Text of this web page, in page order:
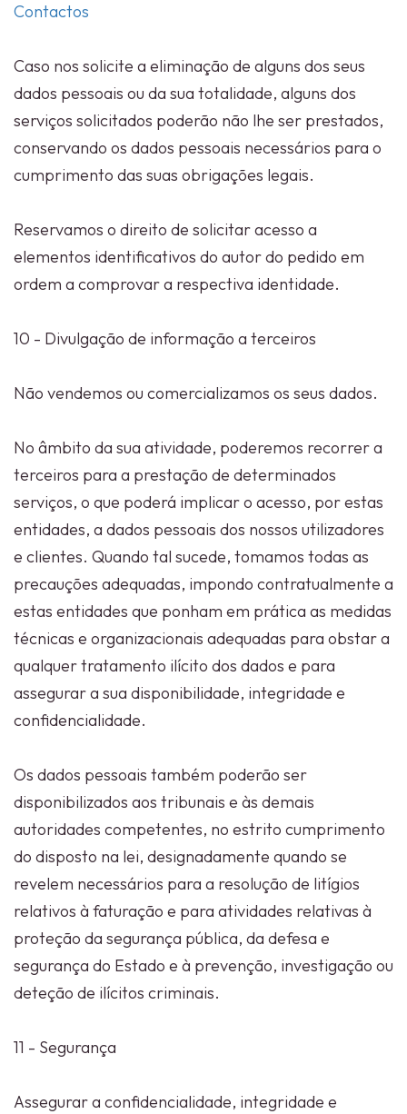
Contactos
Caso nos solicite a eliminação de alguns dos seus
dados pessoais ou da sua totalidade, alguns dos
serviços solicitados poderão não lhe ser prestados,
conservando os dados pessoais necessários para o
cumprimento das suas obrigações legais.
Reservamos o direito de solicitar acesso a
elementos identificativos do autor do pedido em
ordem a comprovar a respectiva identidade.
10 - Divulgação de informação a terceiros
Não vendemos ou comercializamos os seus dados.
No âmbito da sua atividade, poderemos recorrer a
terceiros para a prestação de determinados
serviços, o que poderá implicar o acesso, por estas
entidades, a dados pessoais dos nossos utilizadores
e clientes. Quando tal sucede, tomamos todas as
precauções adequadas, impondo contratualmente a
estas entidades que ponham em prática as medidas
técnicas e organizacionais adequadas para obstar a
qualquer tratamento ilícito dos dados e para
assegurar a sua disponibilidade, integridade e
confidencialidade.
Os dados pessoais também poderão ser
disponibilizados aos tribunais e às demais
autoridades competentes, no estrito cumprimento
do disposto na lei, designadamente quando se
revelem necessários para a resolução de litígios
relativos à faturação e para atividades relativas à
proteção da segurança pública, da defesa e
segurança do Estado e à prevenção, investigação ou
deteção de ilícitos criminais.
11 - Segurança
Assegurar a confidencialidade, integridade e